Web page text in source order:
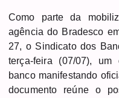
Como parte da
agência do Bradesco
27, o Sindicato dos
terça-feira (07/07),
banco manifestando
documento reúne o